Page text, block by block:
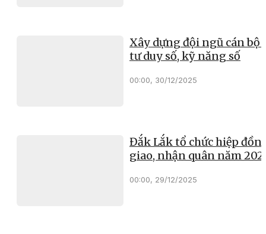
Xây dựng đội ngũ cán bộ
tư duy số, kỹ năng số
00:00, 30/12/2025
Đắk Lắk tổ chức hiệp
giao, nhận quân năm
00:00, 29/12/2025